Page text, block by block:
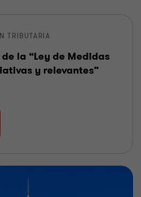
TRIBUTARIA
la “Ley de Medidas
y relevantes”